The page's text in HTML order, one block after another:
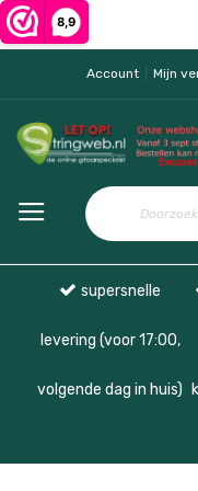
Account Mijn
supersnelle
levering (voor 17:00,
volgende dag in huis)